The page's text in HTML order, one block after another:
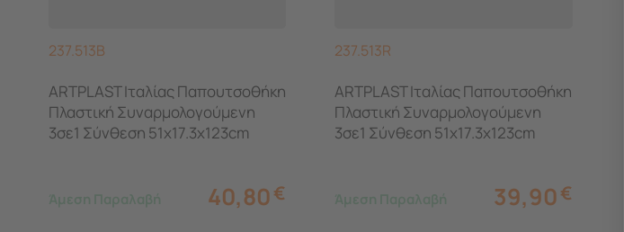
237.513B
ARTPLAST Ιταλίας Παπουτσοθήκη
Πλαστική Συναρμολογούμενη
3σε1 Σύνθεση 51x17.3x123cm
Άμεση Παραλαβή 40,80€
237.513R
ARTPLAST Ιταλίας Παπουτσοθήκη
Πλαστική Συναρμολογούμενη
3σε1 Σύνθεση 51x17.3x123cm
Άμεση Παραλαβή 39,90€